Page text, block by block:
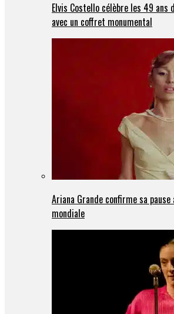
Elvis Costello célèbre les 49 ans
avec un coffret monumental
Ariana Grande confirme sa
mondiale